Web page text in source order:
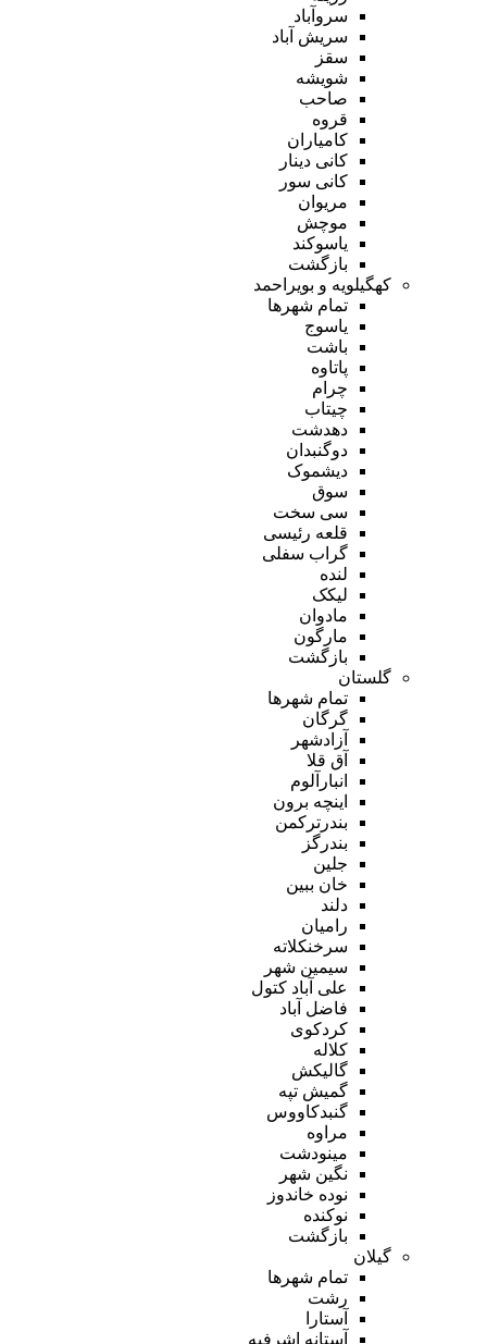
سروآباد
سریش آباد
سقز
شویشه
صاحب
قروه
کامیاران
کانی دینار
کانی سور
مریوان
موچش
یاسوکند
بازگشت
کهگیلویه و بویراحمد
تمام شهر‌ها
یاسوج
باشت
پاتاوه
چرام
چیتاب
دهدشت
دوگنبدان
دیشموک
سوق
سی سخت
قلعه رئیسی
گراب سفلی
لنده
لیکک
مادوان
مارگون
بازگشت
گلستان
تمام شهر‌ها
گرگان
آزادشهر
آق قلا
انبارآلوم
اینچه برون
بندرترکمن
بندرگز
جلین
خان ببین
دلند
رامیان
سرخنکلاته
سیمین شهر
علی آباد کتول
فاضل آباد
کردکوی
کلاله
گالیکش
گمیش تپه
گنبدکاووس
مراوه
مینودشت
نگین شهر
نوده خاندوز
نوکنده
بازگشت
گیلان
تمام شهر‌ها
رشت
آستارا
آستانه اشرفیه